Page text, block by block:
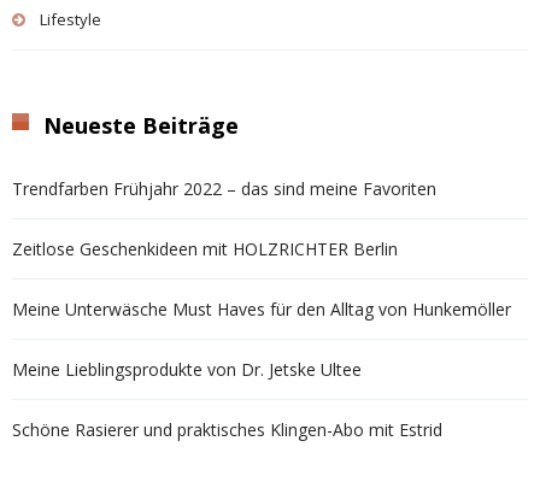
Lifestyle
Neueste Beiträge
Trendfarben Frühjahr 2022 – das sind meine Favoriten
Zeitlose Geschenkideen mit HOLZRICHTER Berlin
Meine Unterwäsche Must Haves für den Alltag von Hunkemöller
Meine Lieblingsprodukte von Dr. Jetske Ultee
Schöne Rasierer und praktisches Klingen-Abo mit Estrid